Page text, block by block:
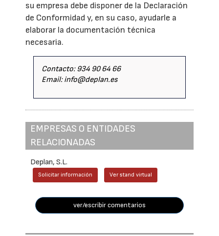
su empresa debe disponer de la Declaración
de Conformidad y, en su caso, ayudarle a
elaborar la documentación técnica
necesaria.
Contacto: 934 90 64 66
Email: info@deplan.es
EMPRESAS O ENTIDADES
RELACIONADAS
Deplan, S.L.
Solicitar información Ver stand virtual
ver/escribir comentarios